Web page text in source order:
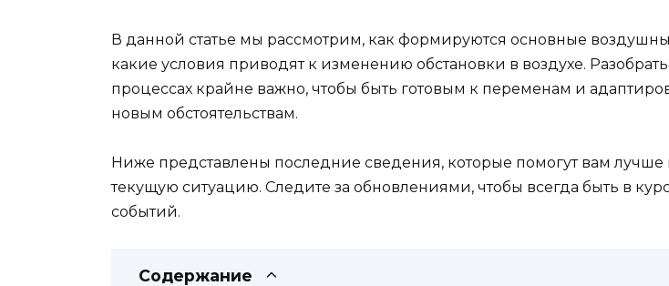
В данной статье мы рассмотрим, как формируются основные
какие условия приводят к изменению обстановки в воздухе.
процессах крайне важно, чтобы быть готовым к переменам и
новым обстоятельствам.
Ниже представлены последние сведения, которые помогут вам лучше
текущую ситуацию. Следите за обновлениями, чтобы всегда быть в
событий.
Содержание